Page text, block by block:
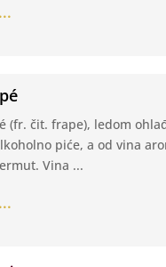
(fr. čit. frape), ledom
piće, a od vina
Vina ...